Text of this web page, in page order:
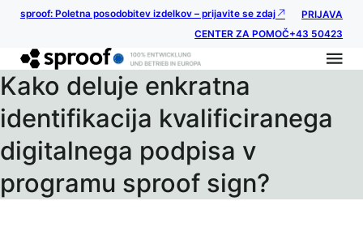
sproof: Poletna posodobitev izdelkov – prijavite se zdaj
PRIJAVA
CENTER ZA POMOČ+43 50423
Kako deluje enkratna
identifikacija kvalificiranega
digitalnega podpisa v
programu sproof sign?